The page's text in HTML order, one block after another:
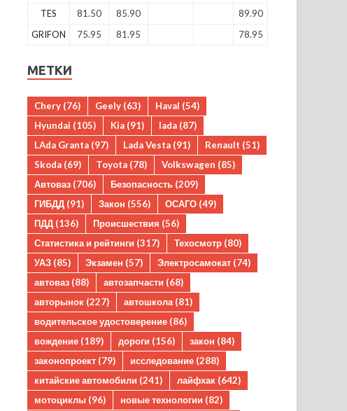
TES
81.50 85.90
89.90
GRIFON
75.95 81.95 78.95
МЕТКИ
Chery (76) Geely (63) Haval (54)
Hyundai (105) Kia (91) lada (87)
LAda Granta (97) Lada Vesta (91) Renault (51)
Skoda (69) Toyota (78) Volkswagen (85)
Автоваз (706) Безопасность (209)
ГИБДД (91) Закон (556) ОСАГО (49)
ПДД (136) Происшествия (56)
Статистика и рейтинги (317) Техосмотр (80)
УАЗ (85) Экзамен (57) Электросамокат (74)
автоваз (88) автозапчасти (68)
авторынок (227) автошкола (81)
водительское удостоверение (86)
вождение (189) дороги (156) закон (84)
законопроект (79) исследование (288)
китайские автомобили (241) лайфхак (642)
мотоциклы (96) новые технологии (82)